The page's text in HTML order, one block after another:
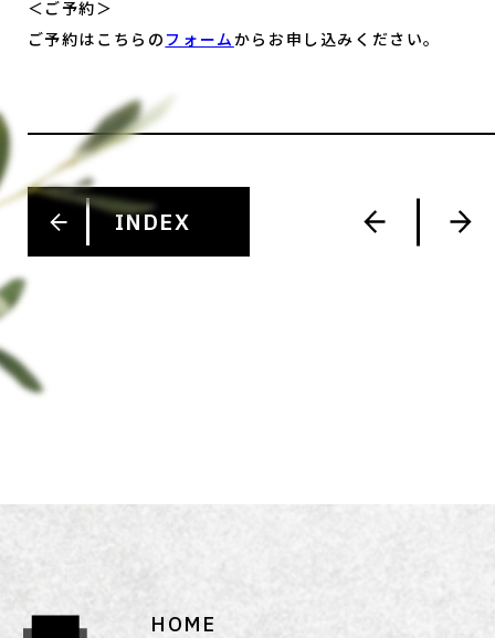
＜ご予約＞
ご予約はこちらの フォームからお申し込みください。
INDEX
HOME